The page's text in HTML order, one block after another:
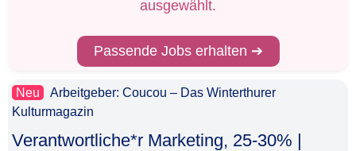
ausgewählt.
Passende Jobs erhalten ➔
Neu
Arbeitgeber: Coucou – Das Winterthurer
Kulturmagazin
Verantwortliche*r Marketing, 25-30% |